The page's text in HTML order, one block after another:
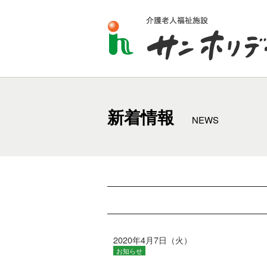
新着情報 NEWS
2020年4月7日（火）
お知らせ